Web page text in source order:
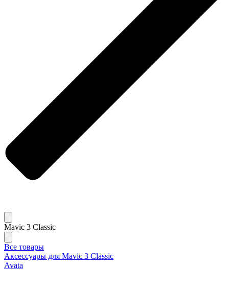
Mavic 3 Classic
Все товары
Аксессуары для Mavic 3 Classic
Avata